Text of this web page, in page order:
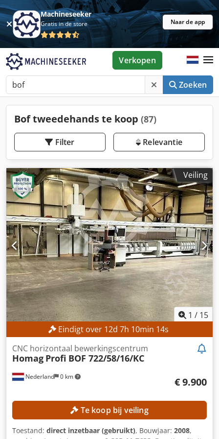
Machineseeker
Gratis in de store Naar de app
Zoeken
Verkopen
Bof tweedehands te koop (87)
Filter Relevantie
Veiling
1 / 15
Eindigt over 12d 7h 10min 12s
Nederland 0 km
CNC horizontaal bewerkingscentrum
Homag Profi BOF 722/58/16/KC
€ 9.900
Te koop bij veiling
Toestand: direct inzetbaar (gebruikt), Bouwjaar: 2008,